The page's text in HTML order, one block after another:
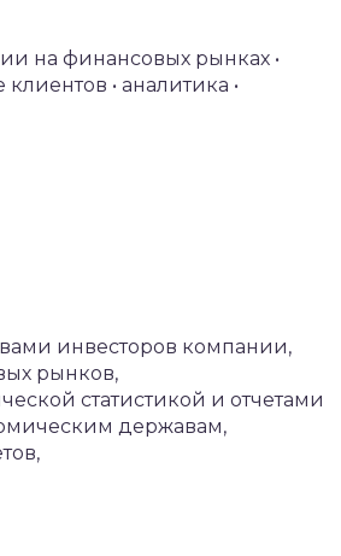
на финансовых рынках •
• аналитика •
инвесторов компании,
рынков,
статистикой и отчетами
державам,